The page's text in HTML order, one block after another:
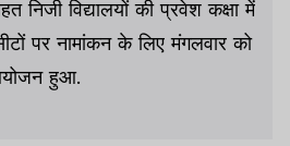
निजी विद्यालयों की प्रवेश कक्षा में
पर नामांकन के लिए मंगलवार को
हुआ.